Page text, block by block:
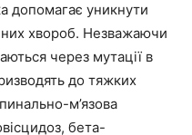
допомагає уникнути
хвороб. Незважаючи
через мутації в
до тяжких
м’язова
бета-